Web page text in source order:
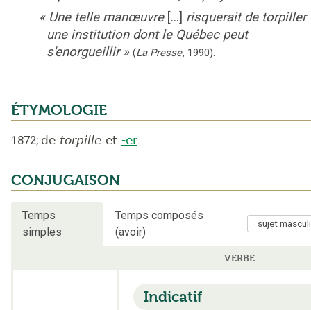
« Une telle manœuvre [...] risquerait de torpiller
une institution dont le Québec peut
s'enorgueillir » (La Presse, 1990).
ÉTYMOLOGIE
1872; de torpille et -er.
CONJUGAISON
Temps
simples
Temps composés
(avoir)
VERBE
Indicatif